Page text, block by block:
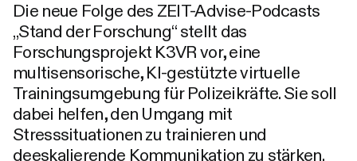
Die neue Folge des ZEIT-Advise-Podcasts
„Stand der Forschung“ stellt das
Forschungsprojekt K3VR vor, eine
multisensorische, KI-gestützte virtuelle
Trainingsumgebung für Polizeikräfte. Sie soll
dabei helfen, den Umgang mit
Stresssituationen zu trainieren und
deeskalierende Kommunikation zu stärken.